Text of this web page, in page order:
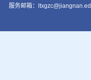
服务邮箱：